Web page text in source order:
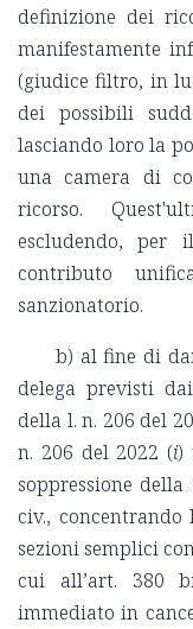
definizione dei
manifestamente
(giudice filtro, in
dei possibili
lasciando loro la
una camera di
ricorso.
escludendo, per
contributo
sanzionatorio.
b) al fine di
delega previsti
della l. n. 206 del
n. 206 del 2022 (i)
soppressione
civ.,
sezioni semplici
cui all’art. 380
immediato in